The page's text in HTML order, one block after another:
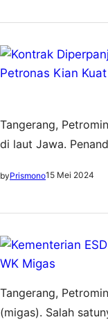
Tangerang,
di laut Jawa.
Carigali (PC)
byPrismono15 Mei 2024
Tangerang,
(migas). Salah